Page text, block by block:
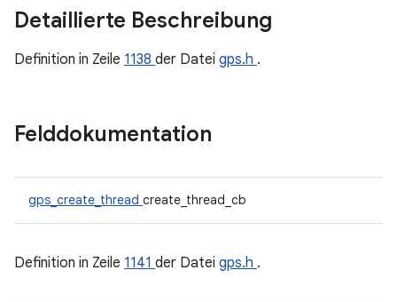
Detaillierte Beschreibung
Definition in Zeile 1138 der Datei gps.h .
Felddokumentation
gps_create_thread create_thread_cb
Definition in Zeile 1141 der Datei gps.h .